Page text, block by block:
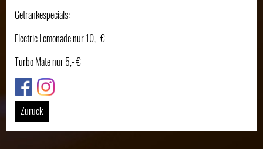
Getränkespecials:
Electric Lemonade nur 10,- €
Turbo Mate nur 5,- €
Link
Link
Zurück